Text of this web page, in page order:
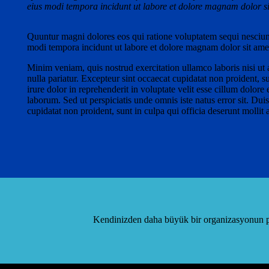
eius modi tempora incidunt ut labore et dolore magnam dolor
Quuntur magni dolores eos qui ratione voluptatem sequi
modi tempora incidunt ut labore et dolore magnam dolor sit
Minim veniam, quis nostrud exercitation ullamco laboris nisi
nulla pariatur. Excepteur sint occaecat cupidatat non proident,
irure dolor in reprehenderit in voluptate velit esse cillum
laborum. Sed ut perspiciatis unde omnis iste natus error sit.
cupidatat non proident, sunt in culpa qui officia deserunt mollit
Kendinizden daha büyük bir organizasyonun